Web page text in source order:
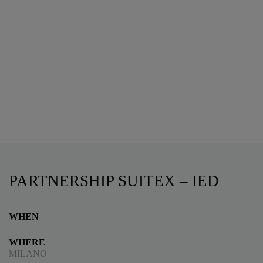
PARTNERSHIP SUITEX – IED
WHEN
WHERE
MILANO